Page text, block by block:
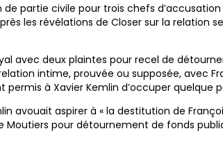
partie civile pour trois chefs
les révélations de Closer sur la relation
avec deux plaintes pour recel de
intime, prouvée ou supposée, avec
à Xavier Kemlin d’occuper quelque
avouait aspirer à « la destitution de
pour détournement de fonds